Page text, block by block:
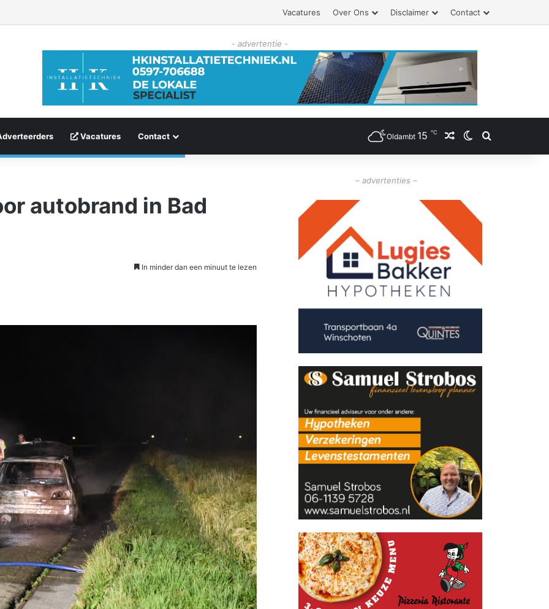
Vacatures Over Ons Disclaimer Contact
- advertentie -
Vacatures Contact Oldambt 15 ℃ Willekeurig artikel
Switch skin
autobrand in Bad
In minder dan een minuut te lezen
– advertenties –